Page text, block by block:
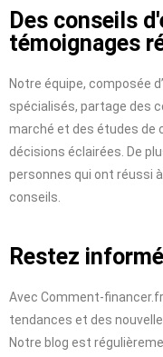
Des conseils
témoignages
Notre équipe, composée
spécialisés, partage des
marché et des études de
décisions éclairées. De
personnes qui ont réussi
conseils.
Restez
Avec Comment-
tendances et des
Notre blog est